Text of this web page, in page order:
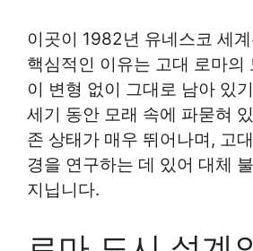
이곳이 1982년 유네스코 세
핵심적인 이유는 고대 로마의
이 변형 없이 그대로 남아 있
세기 동안 모래 속에 파묻혀
존 상태가 매우 뛰어나며, 고
경을 연구하는 데 있어 대체
지닙니다.